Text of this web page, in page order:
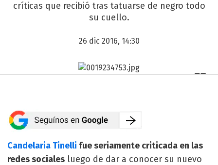
críticas que recibió tras tatuarse de negro todo
su cuello.
26 dic 2016, 14:30
Candelaria Tinelli fue seriamente criticada en las
redes sociales luego de dar a conocer su nuevo